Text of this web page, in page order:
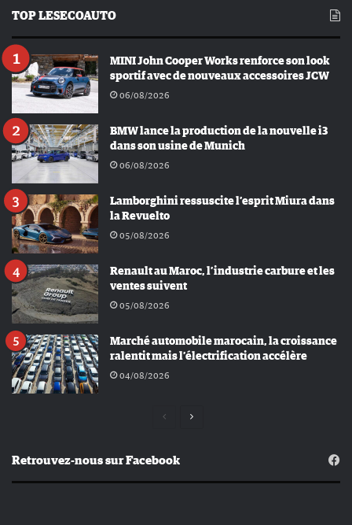
TOP LESECOAUTO
MINI John Cooper Works renforce son look
sportif avec de nouveaux accessoires JCW
06/08/2026
BMW lance la production de la nouvelle i3
dans son usine de Munich
06/08/2026
Lamborghini ressuscite l’esprit Miura dans
la Revuelto
05/08/2026
Renault au Maroc, l’industrie carbure et les
ventes suivent
05/08/2026
Marché automobile marocain, la croissance
ralentit mais l’électrification accélère
04/08/2026
Page
Page
Retrouvez-nous sur Facebook